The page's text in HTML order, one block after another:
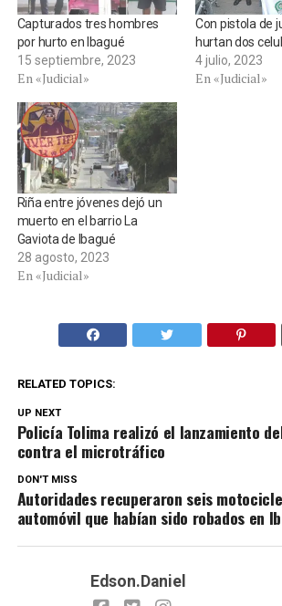
Capturados tres hombres
por hurto en Ibagué
15 septiembre, 2023
En «Judicial»
Con pistola de
hurtan dos
4 julio, 2023
En «Judicial»
Riña entre jóvenes dejó un
muerto en el barrio La
Gaviota de Ibagué
28 agosto, 2023
En «Judicial»
RELATED TOPICS:
UP NEXT
Policía Tolima realizó el lanzamiento
contra el microtráfico
DON'T MISS
Autoridades recuperaron seis
automóvil que habían sido robados en
Edson.Daniel